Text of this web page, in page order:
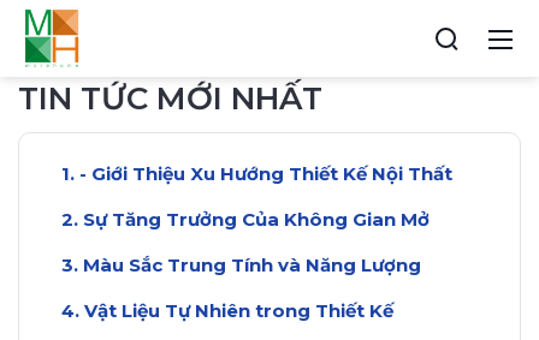
TIN TỨC MỚI NHẤT
- Giới Thiệu Xu Hướng Thiết Kế Nội Thất
Sự Tăng Trưởng Của Không Gian Mở
Màu Sắc Trung Tính và Năng Lượng
Vật Liệu Tự Nhiên trong Thiết Kế